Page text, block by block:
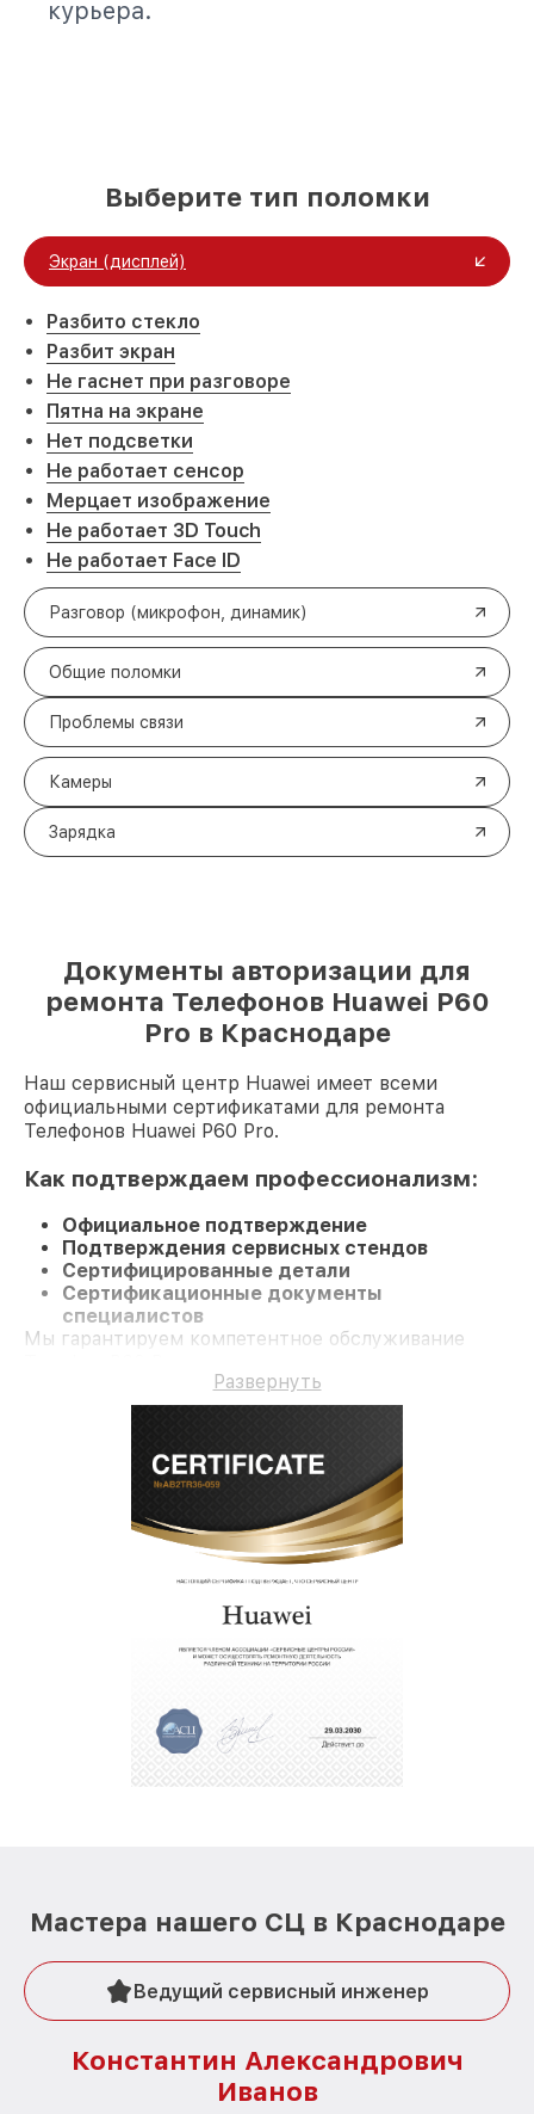
курьера.
Выберите тип поломки
Экран (дисплей)
Разбито стекло
Разбит экран
Не гаснет при разговоре
Пятна на экране
Нет подсветки
Не работает сенсор
Мерцает изображение
Не работает 3D Touch
Не работает Face ID
Разговор (микрофон, динамик)
Общие поломки
Проблемы связи
Камеры
Зарядка
Документы авторизации для
ремонта Телефонов Huawei P60
Pro в Краснодаре
Наш сервисный центр Huawei имеет всеми
официальными сертификатами для ремонта
Телефонов Huawei P60 Pro.
Как подтверждаем профессионализм:
Официальное подтверждение
Подтверждения сервисных стендов
Сертифицированные детали
Сертификационные документы
специалистов
Мы гарантируем компетентное обслуживание
Развернуть
Мастера нашего СЦ в Краснодаре
Ведущий сервисный инженер
Константин Александрович
Иванов